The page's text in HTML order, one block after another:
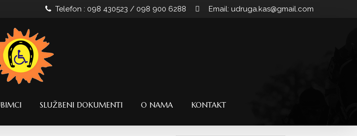
Telefon : 098 430523 / 098 900 6288 Email: udruga.kas@gmail.com
SLUŽBENI DOKUMENTI O NAMA KONTAKT